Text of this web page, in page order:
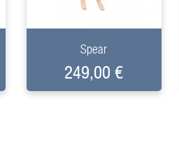
+
Spear
249,00 €